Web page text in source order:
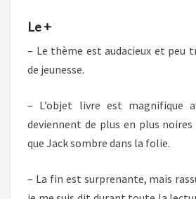
Le +
– Le thème est audacieux et
de jeunesse.
– L’objet livre est magnifique
deviennent de plus en plus
que Jack sombre dans la folie.
– La fin est surprenante, mais